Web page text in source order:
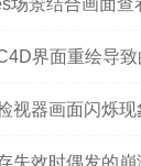
界面重绘导
视器画面闪烁现
失效时偶发的崩